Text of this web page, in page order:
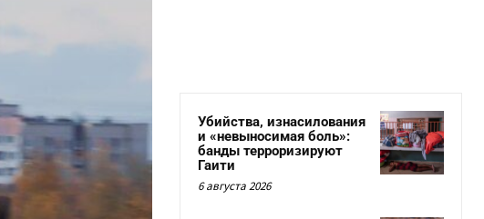
Убийства, изнасилования
и «невыносимая боль»:
банды терроризируют
Гаити
6 августа 2026